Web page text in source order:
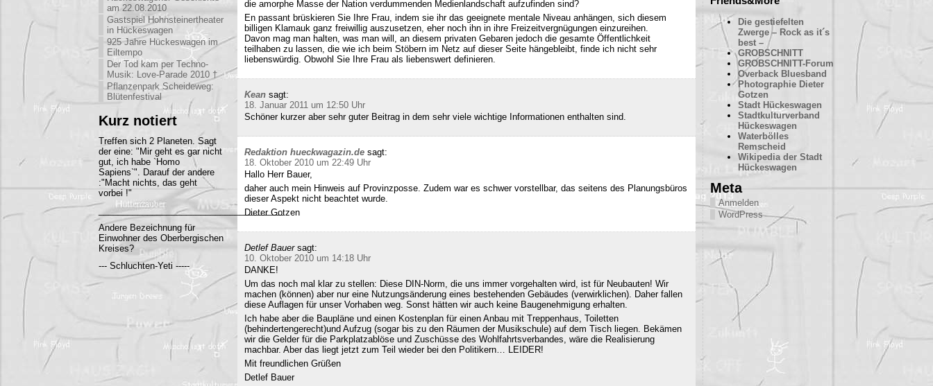
am 22.08.2010
Gastspiel Hohnsteinertheater
in Hückeswagen
925 Jahre Hückeswagen im
Eiltempo
Der Tod kam per Techno-
Musik: Love-Parade 2010 †
Pflanzenpark Scheideweg:
Blütenfestival
Kurz notiert
Treffen sich 2 Planeten. Sagt
der eine: "Mir geht es gar nicht
gut, ich habe `Homo
Sapiens`". Darauf der andere
:"Macht nichts, das geht
vorbei !"
______________________________________
Andere Bezeichnung für
Einwohner des Oberbergischen
Kreises?
--- Schluchten-Yeti -----
die amorphe Masse der Nation verdummenden Medienlandschaft aufzufinden sind?
En passant brüskieren Sie Ihre Frau, indem sie ihr das geeignete mentale Niveau anhängen, sich diesem
billigen Klamauk ganz freiwillig auszusetzen, eher noch ihn in ihre Freizeitvergnügungen einzureihen.
Davon mag man halten, was man will, an diesem privaten Gebaren jedoch die gesamte Öffentlichkeit
teilhaben zu lassen, die wie ich beim Stöbern im Netz auf dieser Seite hängebleibt, finde ich nicht sehr
liebenswürdig. Obwohl Sie Ihre Frau als liebenswert definieren.
Kean sagt:
18. Januar 2011 um 12:50 Uhr
Schöner kurzer aber sehr guter Beitrag in dem sehr viele wichtige Informationen enthalten sind.
Redaktion hueckwagazin.de sagt:
18. Oktober 2010 um 22:49 Uhr
Hallo Herr Bauer,
daher auch mein Hinweis auf Provinzposse. Zudem war es schwer vorstellbar, das seitens des Planungsbüros
dieser Aspekt nicht beachtet wurde.
Dieter Gotzen
Detlef Bauer sagt:
10. Oktober 2010 um 14:18 Uhr
DANKE!
Um das noch mal klar zu stellen: Diese DIN-Norm, die uns immer vorgehalten wird, ist für Neubauten! Wir
machen (können) aber nur eine Nutzungsänderung eines bestehenden Gebäudes (verwirklichen). Daher fallen
diese Auflagen für unser Vorhaben weg. Sonst hätten wir auch keine Baugenehmigung erhalten.
Ich habe aber die Baupläne und einen Kostenplan für einen Anbau mit Treppenhaus, Toiletten
(behindertengerecht)und Aufzug (sogar bis zu den Räumen der Musikschule) auf dem Tisch liegen. Bekämen
wir die Gelder für die Parkplatzablöse und Zuschüsse des Wohlfahrtsverbandes, wäre die Realisierung
machbar. Aber das liegt jetzt zum Teil wieder bei den Politikern… LEIDER!
Mit freundlichen Grüßen
Detlef Bauer
Die gestiefelten
Zwerge – Rock as it´s
best –
GROBSCHNITT
GROBSCHNITT-Forum
Overback Bluesband
Photographie Dieter
Gotzen
Stadt Hückeswagen
Stadtkulturverband
Hückeswagen
Waterbölles
Remscheid
Wikipedia der Stadt
Hückeswagen
Meta
Anmelden
WordPress